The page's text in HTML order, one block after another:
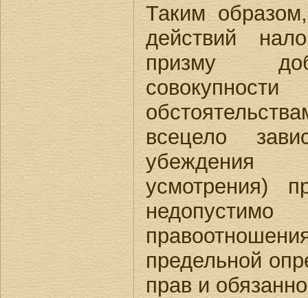
Таким
действий
призму
всецело
убеждения
усмотрения)
предельной
прав и